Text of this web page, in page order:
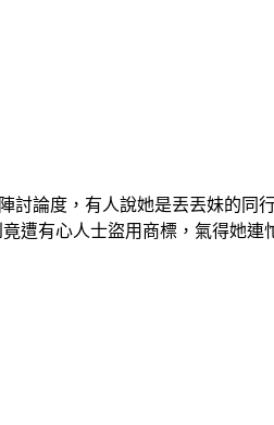
討論度，有人說她是丟丟妹的同
遭有心人士盜用商標，氣得她連